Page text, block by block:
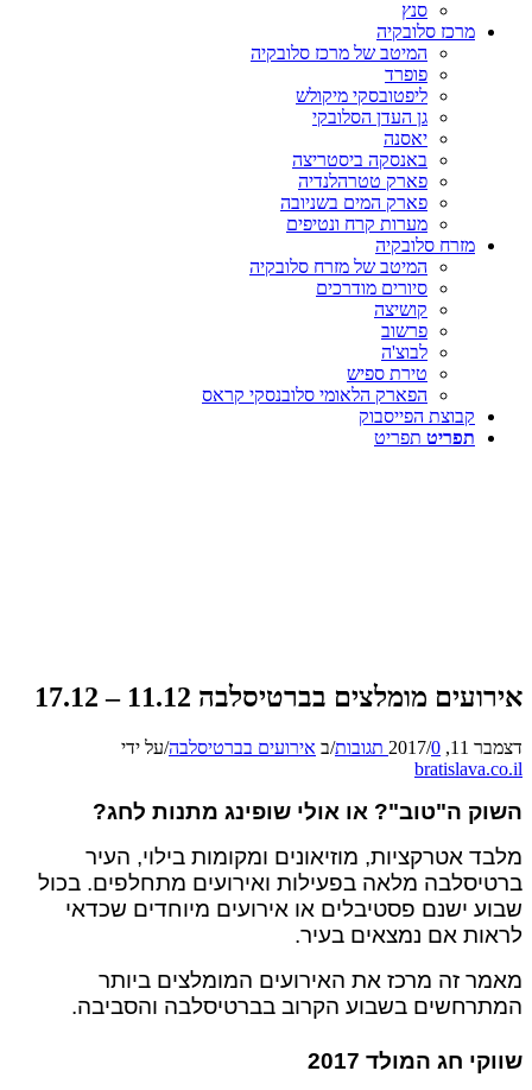
מרכז סלובקיה
המיטב של מרכז סלובקיה
פופרד
ליפטובסקי מיקולש
גן העדן הסלובקי
יאסנה
באנסקה ביסטריצה
פארק טטרהלנדיה
פארק המים בשניובה
מערות קרח ונטיפים
מזרח סלובקיה
המיטב של מזרח סלובקיה
סיורים מודרכים
קושיצה
פרשוב
לבוצ'ה
טירת ספיש
הפארק הלאומי סלובנסקי קראס
קבוצת הפייסבוק
תפריט תפריט
מומלצים בברטיסלבה 11.12 – 17.12
/0 תגובות /באירועים בברטיסלבה/על ידי
ה"טוב"? או אולי שופינג מתנות לחג?
אטרקציות, מוזיאונים ומקומות בילוי, העיר
מלאה בפעילות ואירועים מתחלפים. בכול
ישנם פסטיבלים או אירועים מיוחדים שכדאי
אם נמצאים בעיר.
זה מרכז את האירועים המומלצים ביותר
בשבוע הקרוב בברטיסלבה והסביבה.
חג המולד 2017